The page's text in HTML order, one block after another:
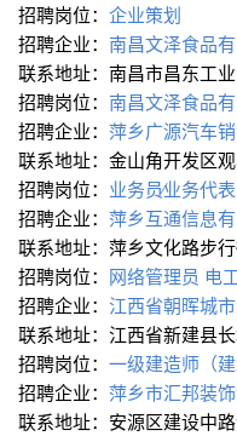
招聘岗位： 企业策划
招聘企业： 南昌文泽食品
联系地址：南昌市昌东工
招聘岗位： 南昌文泽食品
招聘企业： 萍乡广源汽车
联系地址：金山角开发区
招聘岗位： 业务员∕业务代表
招聘企业： 萍乡互通信息
联系地址：萍乡文化路步
招聘岗位： 网络管理员 电
招聘企业： 江西省朝晖城
联系地址：江西省新建县
招聘岗位： 一级建造师（
招聘企业： 萍乡市汇邦装
联系地址：安源区建设中